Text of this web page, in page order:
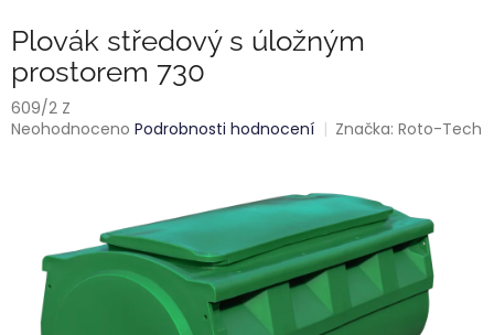
Plovák středový s úložným
prostorem 730
609/2 Z
Průměrné
hvězdiček.
Neohodnoceno Podrobnosti hodnocení Značka:Roto-Tech